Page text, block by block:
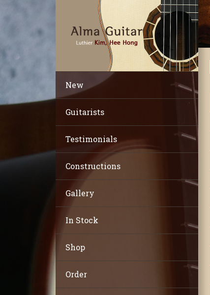
New
Guitarists
Testimonials
Constructions
Gallery
In Stock
Shop
Order